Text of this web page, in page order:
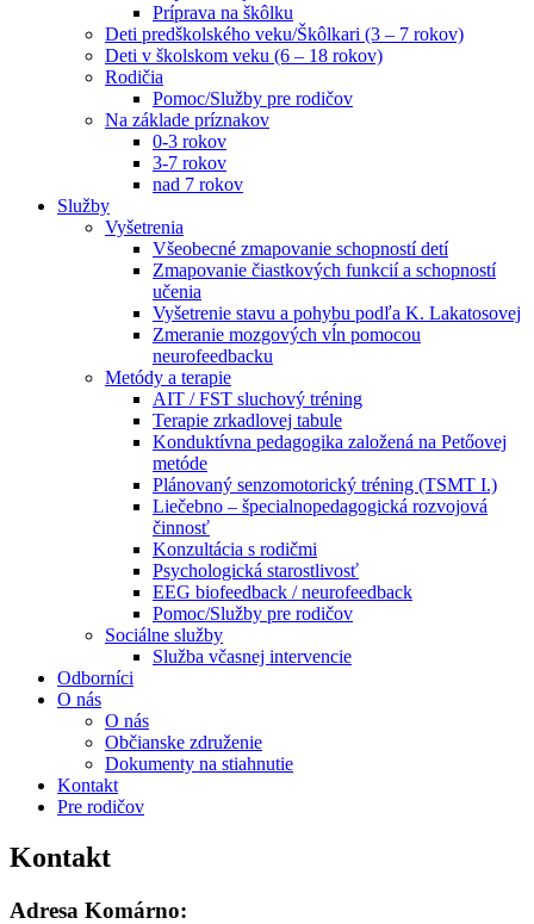
Príprava na škôlku
Deti predškolského veku/Škôlkari (3 – 7 rokov)
Deti v školskom veku (6 – 18 rokov)
Rodičia
Pomoc/Služby pre rodičov
Na základe príznakov
0-3 rokov
3-7 rokov
nad 7 rokov
Služby
Vyšetrenia
Všeobecné zmapovanie schopností detí
Zmapovanie čiastkových funkcií a schopností
učenia
Vyšetrenie stavu a pohybu podľa K. Lakatosovej
Zmeranie mozgových vĺn pomocou
neurofeedbacku
Metódy a terapie
AIT / FST sluchový tréning
Terapie zrkadlovej tabule
Konduktívna pedagogika založená na Petőovej
metóde
Plánovaný senzomotorický tréning (TSMT I.)
Liečebno – špecialnopedagogická rozvojová
činnosť
Konzultácia s rodičmi
Psychologická starostlivosť
EEG biofeedback / neurofeedback
Pomoc/Služby pre rodičov
Sociálne služby
Služba včasnej intervencie
Odborníci
O nás
O nás
Občianske združenie
Dokumenty na stiahnutie
Kontakt
Pre rodičov
Kontakt
Adresa Komárno: